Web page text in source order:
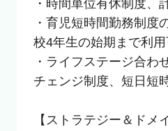
・時間単位有休制度、
・育児短時間勤務制度
校4年生の始期まで利用
・ライフステージ合わ
チェンジ制度、短日短
【ストラテジー＆ドメ